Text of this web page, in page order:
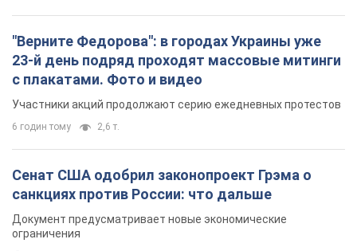
"Верните Федорова": в городах Украины уже
23-й день подряд проходят массовые митинги
с плакатами. Фото и видео
Участники акций продолжают серию ежедневных протестов
6 годин тому 2,6 т.
Сенат США одобрил законопроект Грэма о
санкциях против России: что дальше
Документ предусматривает новые экономические
ограничения